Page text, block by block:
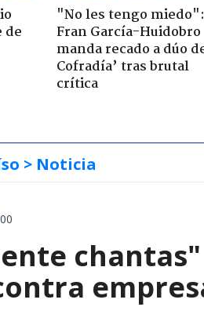
de
"No les tengo miedo":
Fran García-Huidobro
manda recado a dúo
Cofradía’ tras brutal
crítica
> Noticia